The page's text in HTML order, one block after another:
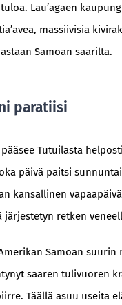
Lau’agaen
massiivisia
Samoan saarilta.
paratiisi
pääsee Tutuilasta
päivä paitsi
kansallinen
järjestetyn retken
Samoan suurin
saaren tulivuoren
Täällä asuu useita